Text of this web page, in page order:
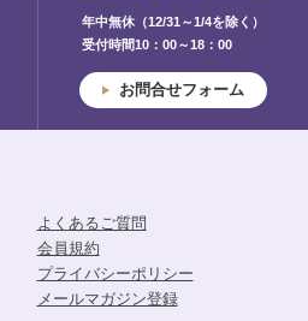
年中無休（12/31～1/4を除く）
受付時間10：00～18：00
お問合せフォーム
よくあるご質問
会員規約
プライバシーポリシー
メールマガジン登録